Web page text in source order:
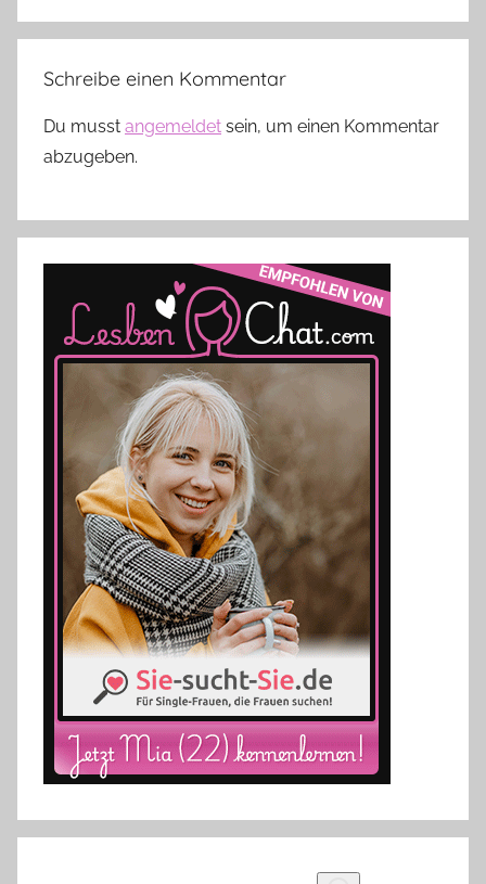
Schreibe einen Kommentar
Du musst angemeldet sein, um einen Kommentar
abzugeben.